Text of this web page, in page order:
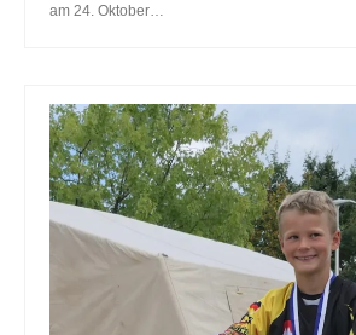
am 24. Oktober…